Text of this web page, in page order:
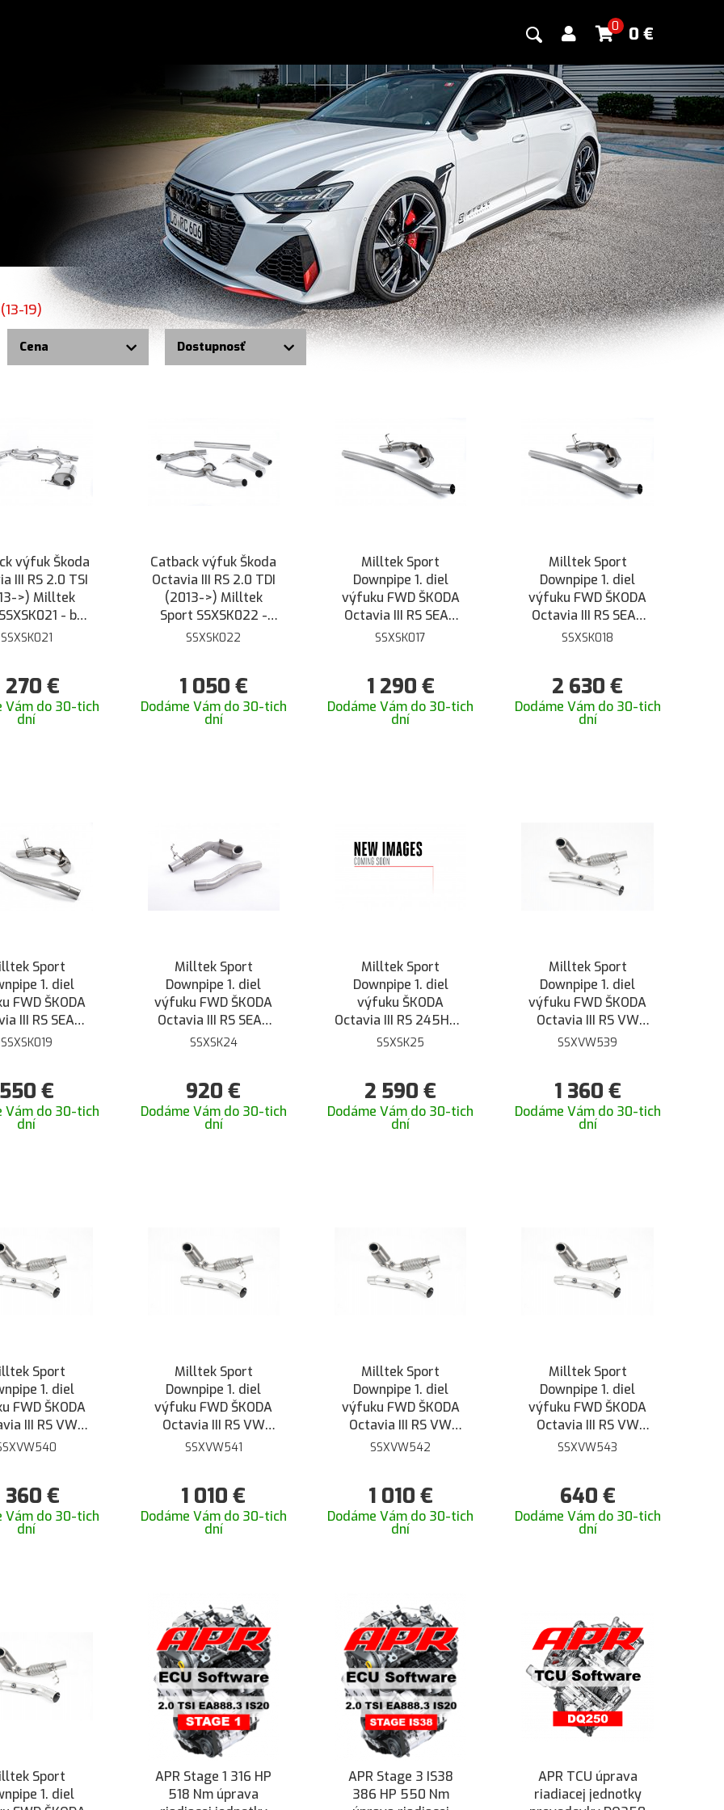
0 0 €
19)
Cena Dostupnosť
výfuk Škoda
III RS 2.0 TSI
>) Milltek
- bez
rezonátora
SSXSK021
270€
Vám do 30-tich
dní
Catback výfuk Škoda
Octavia III RS 2.0 TDI
(2013->) Milltek
Sport SSXSK022 -
bez rezonátora
SSXSK022
1 050 €
Dodáme Vám do 30-tich
dní
Milltek Sport
Downpipe 1. diel
výfuku FWD ŠKODA
Octavia III RS SEAT
Leon ST Cupra 5F - s
Milltek catback
SSXSK017
1 290 €
Dodáme Vám do 30-tich
dní
Milltek Sport
Downpipe 1. diel
výfuku FWD ŠKODA
Octavia III RS SEAT
Leon ST Cupra 5F -
schválením na Milltek
catback
SSXSK018
2 630€
Dodáme Vám do 30-tich
dní
Sport
1. diel
FWD ŠKODA
III RS SEAT
ST Cupra 5F -
SSXSK019
550 €
Vám do 30-tich
dní
Milltek Sport
Downpipe 1. diel
výfuku FWD ŠKODA
Octavia III RS SEAT
Leon ST Cupra 5F -
Milltek catback
SSXSK24
920€
Dodáme Vám do 30-tich
dní
Milltek Sport
Downpipe 1. diel
výfuku ŠKODA
Octavia III RS 245HP -
s HJS športovým
SSXSK25
2 590€
Dodáme Vám do 30-tich
dní
Milltek Sport
Downpipe 1. diel
výfuku FWD ŠKODA
Octavia III RS VW
Golf 7 GTI TCR
- s HJS športovým
katalyzátorom a bez
GPF na Milltek
SSXVW539
1 360 €
Dodáme Vám do 30-tich
dní
Sport
1. diel
FWD ŠKODA
III RS VW
7 GTI TCR
športovým
a bez
na sériový
360€
Vám do 30-tich
dní
Milltek Sport
Downpipe 1. diel
výfuku FWD ŠKODA
Octavia III RS VW
Golf 7 GTI TCR
- so športovým Race
katalyzátorom a bez
GPF na sériový
SSXVW541
1 010€
Dodáme Vám do 30-tich
dní
Milltek Sport
Downpipe 1. diel
výfuku FWD ŠKODA
Octavia III RS VW
Golf 7 GTI TCR
- so športovým Race
katalyzátorom a bez
GPF na Milltek
SSXVW542
1 010 €
Dodáme Vám do 30-tich
dní
Milltek Sport
Downpipe 1. diel
výfuku FWD ŠKODA
Octavia III RS VW
Golf 7 GTI TCR
- bez katalyzátora a
GPF na Milltek
catback
SSXVW543
640 €
Dodáme Vám do 30-tich
dní
Sport
1. diel
APR Stage 1 316 HP
518 Nm úprava
APR Stage 3 IS38
386 HP 550 Nm
APR TCU úprava
riadiacej jednotky